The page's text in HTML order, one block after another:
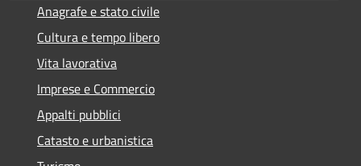
Anagrafe e stato civile
Cultura e tempo libero
Vita lavorativa
Imprese e Commercio
Appalti pubblici
Catasto e urbanistica